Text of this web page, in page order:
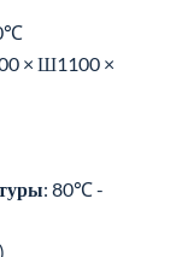
× Ш1100 ×
: 80℃ -